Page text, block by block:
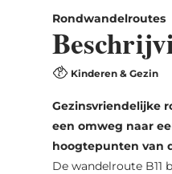
Rondwandelroutes
Kinderen & Gezin
Gezinsvriendelijke
een omweg naar
hoogtepunten van
De wandelroute B11